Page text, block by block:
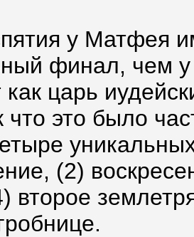
у Матфея
финал, чем у
царь
что это было
(2)
второе